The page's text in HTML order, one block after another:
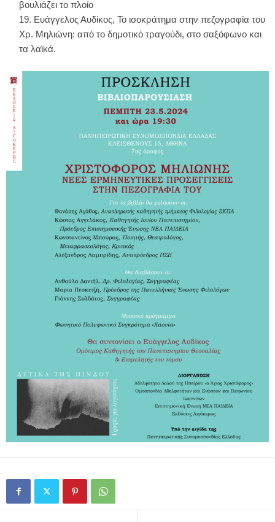
βουλιάζει το πλοίο
Ευάγγελος Αυδίκος, Το ισοκράτημα στην πεζογραφία του
Χρ. Μηλιώνη: από το δημοτικό τραγούδι, στο σαξόφωνο και
τα λαϊκά.